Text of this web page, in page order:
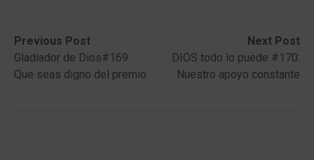
Post
navigation
Previous Post
Previous
post:Gladiador de Dios#169:
Que seas digno del premio
Next Post
Next
post:
DIOS todo lo puede #170:
Nuestro apoyo constante